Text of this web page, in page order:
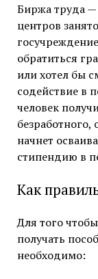
Биржа труда —
центров
обратиться
или хотел бы
содействие в
человек
безработного,
начнет
стипендию в
Как
Для того
получать
необходимо: